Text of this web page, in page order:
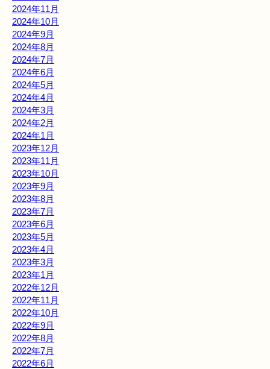
2024年11月
2024年10月
2024年9月
2024年8月
2024年7月
2024年6月
2024年5月
2024年4月
2024年3月
2024年2月
2024年1月
2023年12月
2023年11月
2023年10月
2023年9月
2023年8月
2023年7月
2023年6月
2023年5月
2023年4月
2023年3月
2023年1月
2022年12月
2022年11月
2022年10月
2022年9月
2022年8月
2022年7月
2022年6月